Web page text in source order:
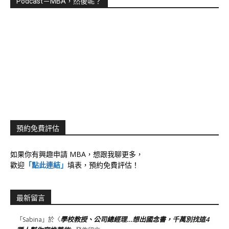
預約免費評估
如果你有興趣申請 MBA，想跟我聊更多，
歡迎 「點此連結」 填表，預約免費評估！
最新留言
「Sabina 」於〈學校教授、公司總經理…想出國念書，千萬別找這4